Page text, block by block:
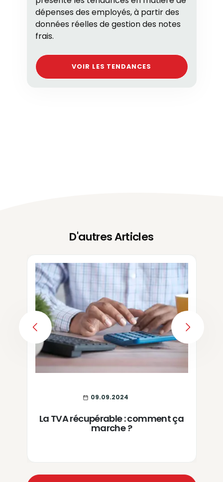
dépenses des employés, à partir des
données réelles de gestion des notes
frais.
VOIR LES TENDANCES
D'autres Articles
09.09.2024
La TVA récupérable : comment ça
marche ?
PREVIOUS